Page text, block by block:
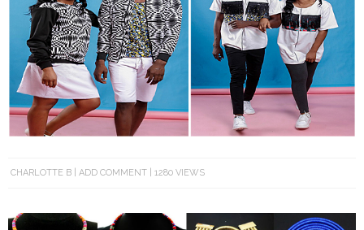
CHARLOTTE B ADD COMMENT 1280 VIEWS